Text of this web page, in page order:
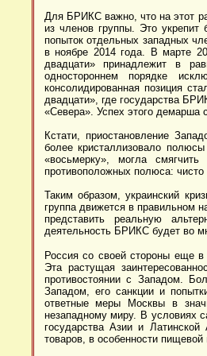
Для БРИКС важно, что на этот
из членов группы. Это укрепит
попыток отдельных западных
в ноябре 2014 года. В марте
двадцати» принадлежит в
одностороннем порядке
консолидированная позиция
двадцати», где государства
«Севера». Успех этого демарша
Кстати, приостановление
более кристаллизовало
«восьмерку», могла
противоположных полюса:
Таким образом, украинский
группа движется в правильном
представить реальную
деятельность БРИКС будет во
Россия со своей стороны еще
Эта растущая
противостоянии с Западом.
Западом, его санкции и
ответные меры Москвы в
незападному миру. В условиях
государства Азии и
товаров, в особенности пищевой